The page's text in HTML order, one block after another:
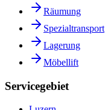
Räumung
Spezialtransport
Lagerung
Möbellift
Servicegebiet